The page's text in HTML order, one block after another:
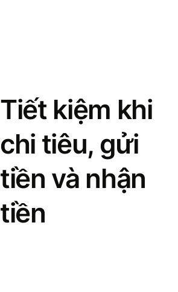
Tiết kiệm khi
chi tiêu, gửi
tiền và nhận
tiền